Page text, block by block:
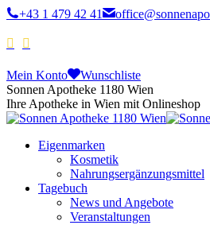
+43 1 479 42 41
Mein Konto
Wunschliste
Sonnen Apotheke 1180 Wien
Ihre Apotheke in Wien mit Onlineshop
Eigenmarken
Kosmetik
Nahrungsergänzungsmittel
Tagebuch
News und Angebote
Veranstaltungen